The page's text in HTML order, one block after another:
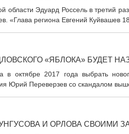
области Эдуард Россель в третий
«Глава региона Евгений Куйвашев
«ЯБЛОКА» БУДЕТ
октябре 2017 года выбрать
Юрий Переверзев со скандалом
И ОРЛОВА СВОИМИ